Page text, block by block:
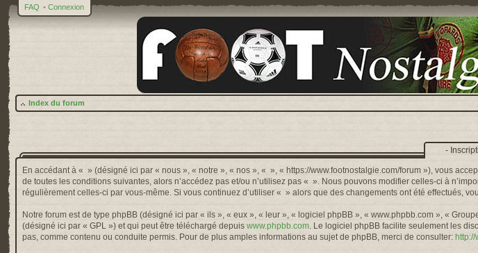
FAQ • Connexion
Index du forum
-
En accédant à « » (désigné ici par « nous », « notre », « nos », « », « https://www.footnostalgie.com/forum »), vous
de toutes les conditions suivantes, alors n’accédez pas et/ou n’utilisez pas « ». Nous pouvons modifier celles-ci à
régulièrement celles-ci par vous-même. Si vous continuez d’utiliser « » alors que des changements ont été effectués,
Notre forum est de type phpBB (désigné ici par « ils », « eux », « leur », « logiciel phpBB », « www.phpbb.com », «
(désigné ici par « GPL ») et qui peut être téléchargé depuis www.phpbb.com . Le logiciel phpBB facilite seulement les
pas, comme contenu ou conduite permis. Pour de plus amples informations au sujet de phpBB, merci de consulter: http://